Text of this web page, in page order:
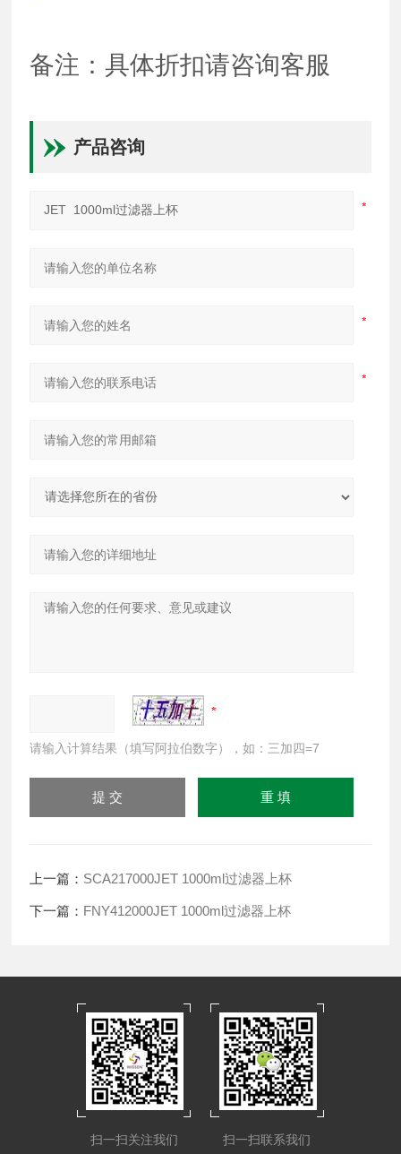
备注：具体折扣请咨询客服
产品咨询
请输入计算结果（填写阿拉伯数字），如：三加四=7
上一篇： SCA217000JET 1000ml过滤器上杯
下一篇： FNY412000JET 1000ml过滤器上杯
扫一扫关注我们 扫一扫联系我们